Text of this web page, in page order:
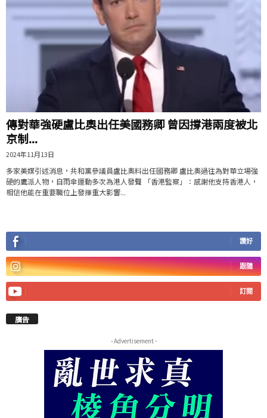
傳對華強硬盧比奧出任美國務卿 曾因撐港兩度被北
京制...
2024年11月13日
多家美媒引述消息，共和黨參議員盧比奧料出任國務卿 盧比奧過往為對華立場強
硬的鷹派人物，自雨傘運動多次為港人發聲 「香港監察」：感謝他支持香港人，
相信他能在重要職位上發揮重大影響...
讚好
跟隨
訂閱
廣告
- Advertisement -